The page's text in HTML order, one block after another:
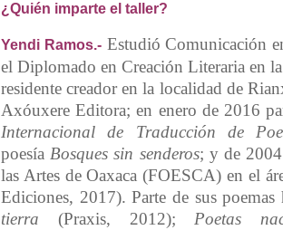
¿Quién imparte el taller?
Yendi Ramos.-Estudió Comunicación
el Diplomado en Creación Literaria en
residente creador en la localidad de
Axóuxere Editora; en enero de 2016
Internacional de Traducción de
poesíaBosques sin senderos; y de
las Artes de Oaxaca (FOESCA) en el
Ediciones, 2017). Parte de sus
tierra (Praxis, 2012);Poetas